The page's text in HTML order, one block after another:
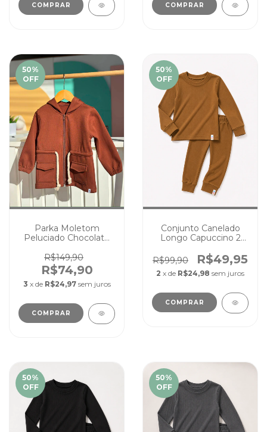
COMPRAR COMPRAR
50%
OFF
Parka Moletom
Peluciado Chocolate
Quentinha Capuz
R$149,90
R$74,90
3 x de R$24,97 sem juros
COMPRAR
50%
OFF
Conjunto Canelado
Longo Capuccino 2
Cores Lisas
R$99,90 R$49,95
2 x de R$24,98 sem juros
COMPRAR
50%
OFF
50%
OFF